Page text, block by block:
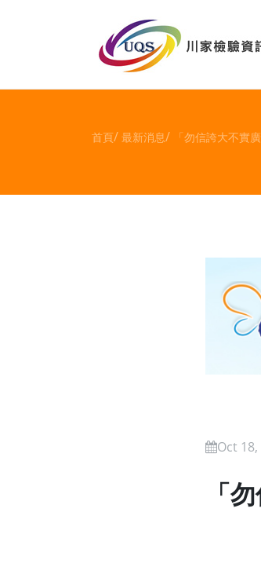
首頁 最新消息 「勿信誇大不實
Oct 18,
「